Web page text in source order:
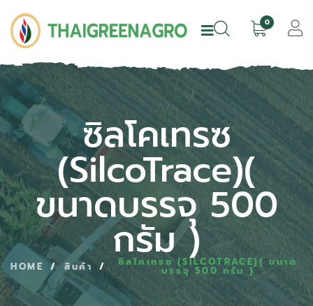
0
ซิลโคเทรซ
(SilcoTrace)(
ขนาดบรรจุ 500
กรัม )
HOME / สินค้า / ซิลโคเทรซ (SILCOTRACE)( ขนาด
บรรจุ 500 กรัม )